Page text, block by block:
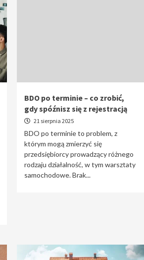
BDO po terminie – co zrobić,
gdy spóźnisz się z rejestracją
21 sierpnia 2025
BDO po terminie to problem, z
którym mogą zmierzyć się
przedsiębiorcy prowadzący różnego
rodzaju działalność, w tym warsztaty
samochodowe. Brak...